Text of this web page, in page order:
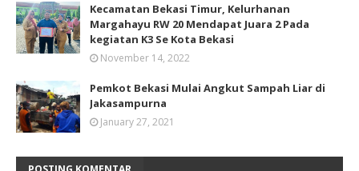
Kecamatan Bekasi Timur, Kelurhanan
Margahayu RW 20 Mendapat Juara 2 Pada
kegiatan K3 Se Kota Bekasi
November 14, 2022
Pemkot Bekasi Mulai Angkut Sampah Liar di
Jakasampurna
January 27, 2021